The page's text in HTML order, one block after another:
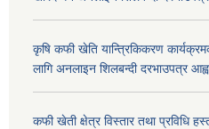
कृषि कफी खेति यान्त्रिकिकरण
लागि अनलाइन शिलबन्दी दरभाउपत्र
कफी खेती क्षेत्र विस्तार तथा प्रविधि